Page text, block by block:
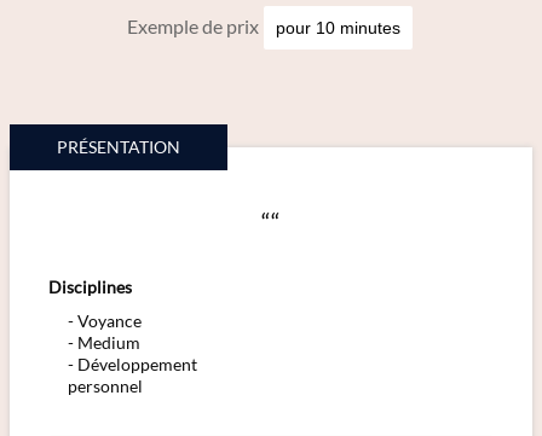
Exemple de prix
PRÉSENTATION
““
Disciplines
Voyance
Medium
Développement
personnel